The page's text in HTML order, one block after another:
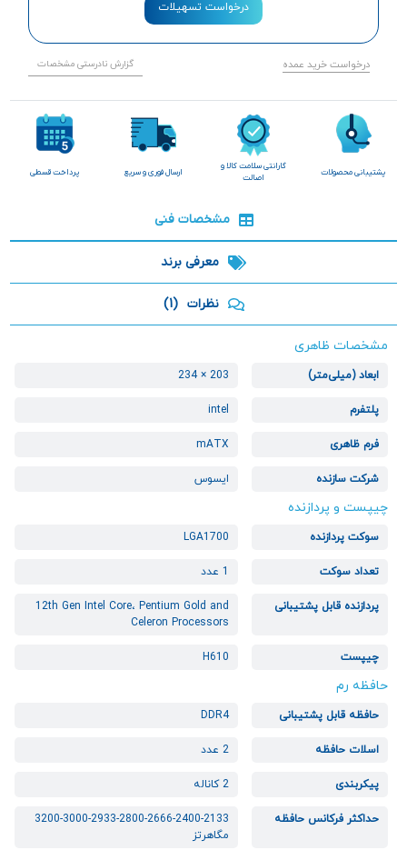
درخواست تسهیلات
درخواست خرید عمده گزارش نادرستی مشخصات
پشتیبانی محصولات
گارانتی سلامت کالا و
اصالت
ارسال فوری و سریع پرداخت قسطی
مشخصات فنی
معرفی برند
نظرات (1)
مشخصات ظاهری
ابعاد (میلی‌متر) 203 × 234
پلتفرم intel
فرم ظاهری mATX
شرکت سازنده ایسوس
چیپست و پردازنده
سوکت پردازنده LGA1700
تعداد سوکت 1 عدد
پردازنده قابل پشتیبانی
12th Gen Intel Core، Pentium Gold and
Celeron Processors
چیپست H610
حافظه رم
حافظه قابل پشتیبانی DDR4
اسلات حافظه 2 عدد
پیکربندی 2 کاناله
حداکثر فرکانس حافظه
3200-3000-2933-2800-2666-2400-2133
مگاهرتز